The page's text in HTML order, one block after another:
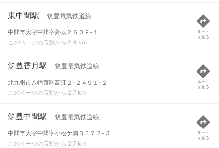
東中間駅 筑豊電気鉄道線
中間市大字中間字外扇２６０９-１
このページの店舗から 2.4 km
ルート
を見る
筑豊香月駅 筑豊電気鉄道線
北九州市八幡西区高江２-２４９１-２
このページの店舗から 2.7 km
ルート
を見る
筑豊中間駅 筑豊電気鉄道線
中間市大字中間字小松ケ浦３３７２-３
このページの店舗から 2.7 km
ルート
を見る